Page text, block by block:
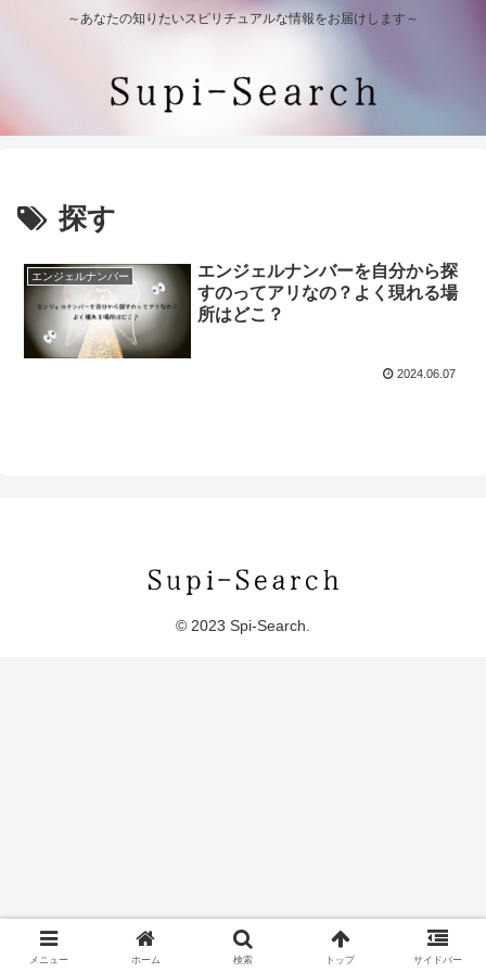
～あなたの知りたいスピリチュアルな情報をお届けします～
探す
エンジェルナンバー
エンジェルナンバーを自分から探
すのってアリなの？よく現れる場
所はどこ？
2024.06.07
© 2023 Spi-Search.
メニュー ホーム 検索 トップ サイドバー